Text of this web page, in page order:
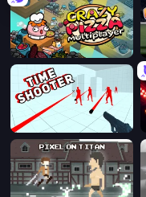
Crazy Pizza Multiplayer
Time Shooter